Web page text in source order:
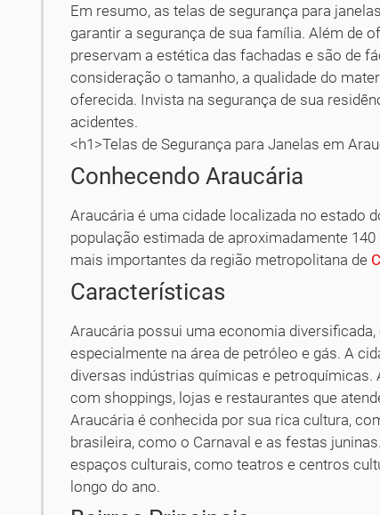
Em resumo, as telas de segurança para
garantir a segurança de sua família. Além de
preservam a estética das fachadas e são de
consideração o tamanho, a qualidade do
oferecida. Invista na segurança de sua
acidentes.
<h1>Telas de Segurança para Janelas em
Conhecendo Araucária
Araucária é uma cidade localizada no estado
população estimada de aproximadamente
mais importantes da região metropolitana de
Características
Araucária possui uma economia
especialmente na área de petróleo e gás. A
diversas indústrias químicas e
com shoppings, lojas e restaurantes que
Araucária é conhecida por sua rica cultura,
brasileira, como o Carnaval e as festas
espaços culturais, como teatros e centros
longo do ano.